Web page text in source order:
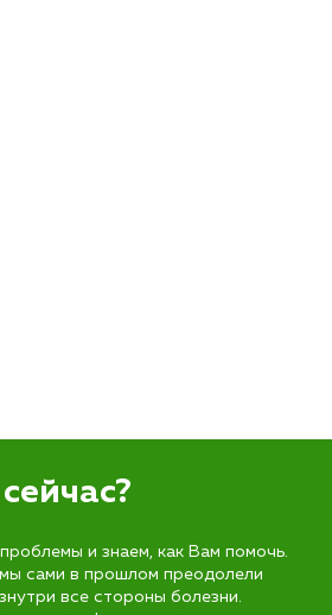
и знаем, как Вам помочь.
сами в прошлом преодолели
все стороны болезни.